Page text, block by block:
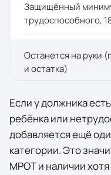
Защищённый
трудоспособного,
Останется на руки
и остатка)
Если у должника
ребёнка или
добавляется ещё
категории. Это
МРОТ и наличии